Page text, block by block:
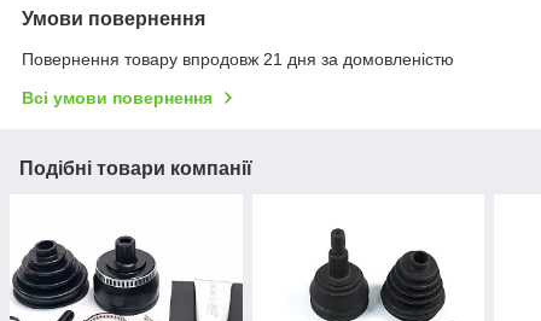
Умови повернення
Повернення товару впродовж 21 дня за домовленістю
Всі умови повернення
Подібні товари компанії